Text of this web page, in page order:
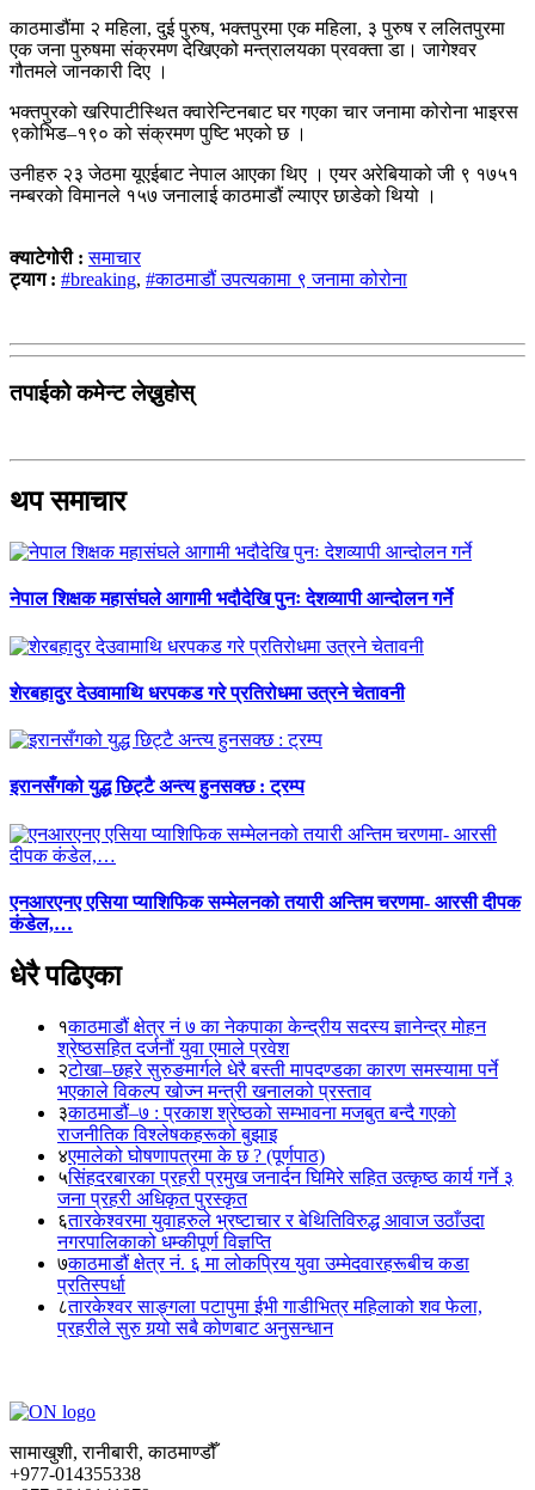
काठमाडौंमा २ महिला, दुई पुरुष, भक्तपुरमा एक महिला, ३ पुरुष र ललितपुरमा
एक जना पुरुषमा संक्रमण देखिएको मन्त्रालयका प्रवक्ता डा। जागेश्वर
गौतमले जानकारी दिए ।
भक्तपुरको खरिपाटीस्थित क्वारेन्टिनबाट घर गएका चार जनामा कोरोना भाइरस
९कोभिड–१९० को संक्रमण पुष्टि भएको छ ।
उनीहरु २३ जेठमा यूएईबाट नेपाल आएका थिए । एयर अरेबियाको जी ९ १७५१
नम्बरको विमानले १५७ जनालाई काठमाडौं ल्याएर छाडेको थियो ।
क्याटेगोरी :समाचार
ट्याग : #breaking, #काठमाडौं उपत्यकामा ९ जनामा कोरोना
तपाईको कमेन्ट लेख्नुहोस्
थप समाचार
नेपाल शिक्षक महासंघले आगामी भदौदेखि पुनः देशव्यापी आन्दोलन गर्ने
शेरबहादुर देउवामाथि धरपकड गरे प्रतिरोधमा उत्रने चेतावनी
इरानसँगको युद्ध छिट्टै अन्त्य हुनसक्छ : ट्रम्प
एनआरएनए एसिया प्याशिफिक सम्मेलनको तयारी अन्तिम चरणमा- आरसी दीपक
कंडेल,…
धेरै पढिएका
१काठमाडौं क्षेत्र नं ७ का नेकपाका केन्द्रीय सदस्य ज्ञानेन्द्र मोहन
श्रेष्ठसहित दर्जनौं युवा एमाले प्रवेश
२टोखा–छहरे सुरुङमार्गले धेरै बस्ती मापदण्डका कारण समस्यामा पर्ने
भएकाले विकल्प खोज्न मन्त्री खनालको प्रस्ताव
३काठमाडौं–७ : प्रकाश श्रेष्ठको सम्भावना मजबुत बन्दै गएको
राजनीतिक विश्लेषकहरूको बुझाइ
४एमालेको घोषणापत्रमा के छ ? (पूर्णपाठ)
५सिंहदरबारका प्रहरी प्रमुख जनार्दन घिमिरे सहित उत्कृष्ठ कार्य गर्ने ३
जना प्रहरी अधिकृत पुरस्कृत
६तारकेश्वरमा युवाहरुले भ्रष्टाचार र बेथितिविरुद्ध आवाज उठाँउदा
नगरपालिकाको धम्कीपूर्ण विज्ञप्ति
७काठमाडौं क्षेत्र नं. ६ मा लोकप्रिय युवा उम्मेदवारहरूबीच कडा
प्रतिस्पर्धा
८तारकेश्वर साङ्गला पटापुमा ईभी गाडीभित्र महिलाको शव फेला,
प्रहरीले सुरु गर्‍यो सबै कोणबाट अनुसन्धान
सामाखुशी, रानीबारी, काठमाण्डौँ
+977-014355338